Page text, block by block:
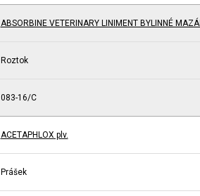
ABSORBINE VETERINARY LINIMENT BYLINNÉ
Roztok
083-16/C
ACETAPHLOX plv.
Prášek